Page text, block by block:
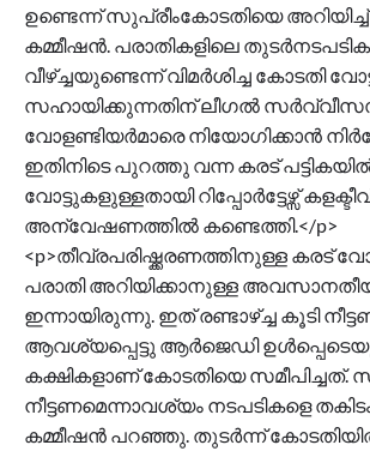
ഉണ്ടെന്ന് സുപ്രീംകോടതിയെ
കമ്മീഷൻ. പരാതികളിലെ
വീഴ്ച്ചയുണ്ടെന്ന് വിമർശിച്ച കോടതി
സഹായിക്കുന്നതിന് ലീഗൽ
വോളണ്ടിയർമാരെ നിയോഗിക്കാൻ
ഇതിനിടെ പുറത്തു വന്ന കരട് പട്ടികയിൽ
വോട്ടുകളുള്ളതായി റിപ്പോർട്ടേഴ്സ്
അന്വേഷണത്തിൽ കണ്ടെത്തി.</p>
<p>തീവ്രപരിഷ്ക്കരണത്തിനുള്ള കരട്
പരാതി അറിയിക്കാനുള്ള
ഇന്നായിരുന്നു. ഇത് രണ്ടാഴ്ച്ച കൂടി
ആവശ്യപ്പെട്ടു ആർജെ‍ഡി
കക്ഷികളാണ് കോടതിയെ സമീപിച്ചത്.
നീട്ടണമെന്നാവശ്യം നടപടികളെ
കമ്മീഷൻ പറഞ്ഞു. തുടർന്ന് കോടതിയിൽ